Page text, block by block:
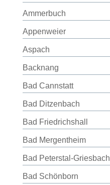
Ammerbuch
Appenweier
Aspach
Backnang
Bad Cannstatt
Bad Ditzenbach
Bad Friedrichshall
Bad Mergentheim
Bad Peterstal-Griesbach
Bad Schönborn